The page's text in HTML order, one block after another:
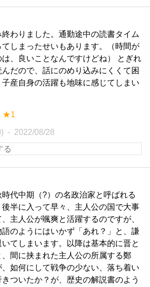
わりました。通勤途中の読書タイム
てしまったせいもあります。（時間が
、良いことなんですけどね） とぎれ
んだので、話にのめり込みにくくて困
子産自身の活躍も地味に感じてしまい
★1
2022/08/28
代中期（?）の名政治家と呼ばれる
後半に入って早々、主人公の国で大事
主人公が颯爽と活躍するのですが、
語のようにはいかず「あれ？」と、謙
いてしまいます。以降は基本的に晋と
間に挟まれた主人公の所属する鄭
、如何にして戦争の少ない、落ち着い
ついたか？が、歴史の解説書のよう